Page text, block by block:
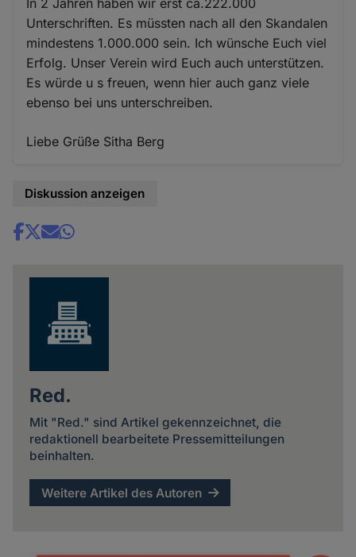
In 2 Jahren haben wir erst ca.222.000
Unterschriften. Es müssten nach all den Skandalen
mindestens 1.000.000 sein. Ich wünsche Euch viel
Erfolg. Unser Verein wird Euch auch unterstützen.
Es würde u s freuen, wenn hier auch ganz viele
ebenso bei uns unterschreiben.
Liebe Grüße Sitha Berg
Diskussion anzeigen
Share
Red.
Mit "Red." sind Artikel gekennzeichnet, die
redaktionell bearbeitete Pressemitteilungen
beinhalten.
Weitere Artikel des Autoren